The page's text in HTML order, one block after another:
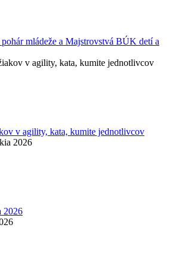
mládeže a Majstrovstvá BÚK detí a
v agility, kata, kumite jednotlivcov
2026